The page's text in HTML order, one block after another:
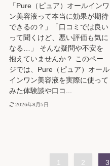
「Pure（ピュア）オールインワ
ン美容液って本当に効果が期待
できるの？」「口コミでは良い
って聞くけど、悪い評価も気に
なる…」 そんな疑問や不安を
抱えていませんか？ このペー
ジでは、Pure（ピュア）オール
インワン美容液を実際に使って
みた体験談や口コ...
2026年8月5日
1 2 3